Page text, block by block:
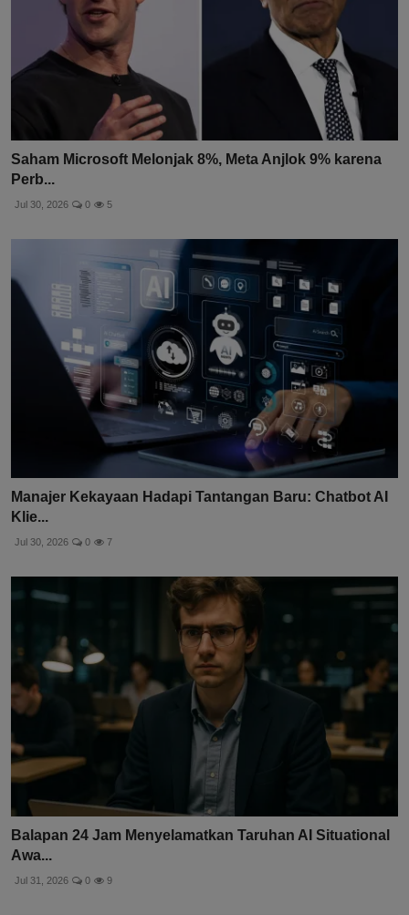
Saham Microsoft Melonjak 8%, Meta Anjlok 9% karena
Perb...
Jul 30, 2026 0 5
Manajer Kekayaan Hadapi Tantangan Baru: Chatbot AI
Klie...
Jul 30, 2026 0 7
Balapan 24 Jam Menyelamatkan Taruhan AI Situational
Awa...
Jul 31, 2026 0 9